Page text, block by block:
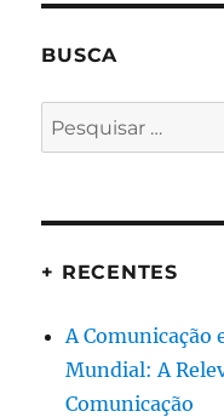
BUSCA
Pesquisar
por:
+ RECENTES
A Comunicação
Mundial: A
Comunicação